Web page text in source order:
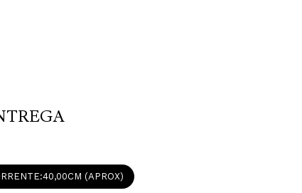
40,00CM (APROX)